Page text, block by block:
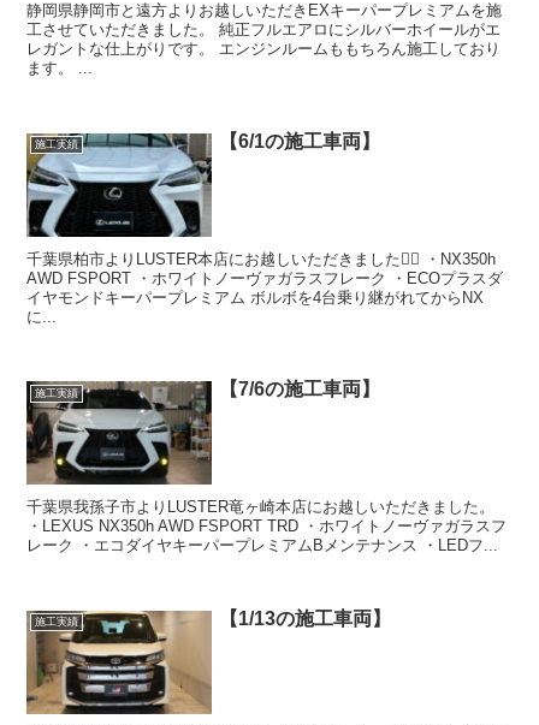
静岡県静岡市と遠方よりお越しいただきEXキーパープレミアムを施
工させていただきました。 純正フルエアロにシルバーホイールがエ
レガントな仕上がりです。 エンジンルームももちろん施工しており
ます。 ...
施工実績 【6/1の施工車両】
千葉県柏市よりLUSTER本店にお越しいただきました🙇‍♂️ ・NX350h
AWD FSPORT ・ホワイトノーヴァガラスフレーク ・ECOプラスダ
イヤモンドキーパープレミアム ボルボを4台乗り継がれてからNX
に...
施工実績 【7/6の施工車両】
千葉県我孫子市よりLUSTER竜ヶ崎本店にお越しいただきました。
・LEXUS NX350h AWD FSPORT TRD ・ホワイトノーヴァガラスフ
レーク ・エコダイヤキーパープレミアムBメンテナンス ・LEDフ...
施工実績 【1/13の施工車両】